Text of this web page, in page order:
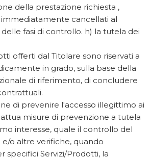
della prestazione richiesta ,
immediatamente cancellati al
fasi di controllo. h) la tutela dei
offerti dal Titolare sono riservati a
in grado, sulla base della
di riferimento, di concludere
di prevenire l'accesso illegittimo ai
misure di prevenzione a tutela
interesse, quale il controllo del
e/o altre verifiche, quando
specifici Servizi/Prodotti, la